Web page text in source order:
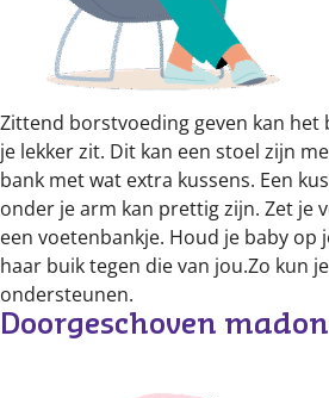
Zittend borstvoeding geven kan het
je lekker zit. Dit kan een stoel zijn
bank met wat extra kussens. Een
onder je arm kan prettig zijn. Zet je
een voetenbankje. Houd je baby op
haar buik tegen die van jou.Zo kun
ondersteunen.
Doorgeschoven